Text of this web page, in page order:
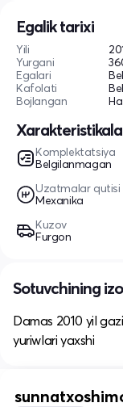
Egalik tarixi
Yili
Yurgani
Egalari
Kafolati
Bojlangan
Ha
Komplektatsiya
Belgilanmagan
Uzatmalar qutisi
Mexanika
Kuzov
Furgon
Sotuvchining
Damas 2010 yil
yuriwlari yaxshi